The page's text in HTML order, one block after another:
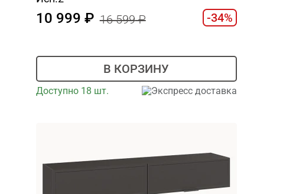
10 999 16 599 -34%
В КОРЗИНУ
Доступно 18 шт. Экспресс доставка